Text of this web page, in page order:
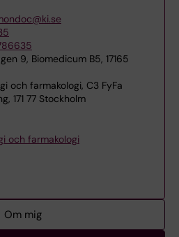
9, Biomedicum B5, 17165
och farmakologi, C3 FyFa
171 77 Stockholm
och farmakologi
Om mig